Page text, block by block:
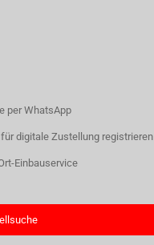
per WhatsApp
digitale Zustellung registrieren
Einbauservice